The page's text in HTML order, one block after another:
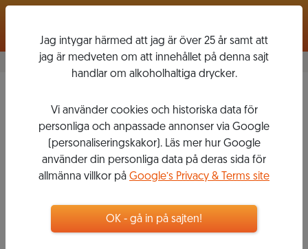
PAMPA MÍA
148kr
Flaska, 750 ml
Jag intygar härmed att jag är över 25 år samt att
jag är medveten om att innehållet på denna sajt
handlar om alkoholhaltiga drycker.
Vi använder cookies och historiska data för
personliga och anpassade annonser via Google
(personaliseringskakor). Läs mer hur Google
använder din personliga data på deras sida för
allmänna villkor på Google’s Privacy & Terms site
OK - gå in på sajten!